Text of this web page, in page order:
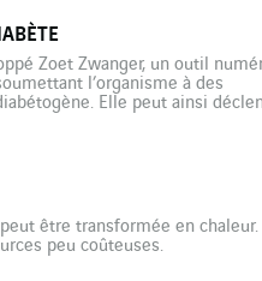
Zoet Zwanger, un outil
l’organisme à des
Elle peut ainsi
être transformée en chaleur.
peu coûteuses.